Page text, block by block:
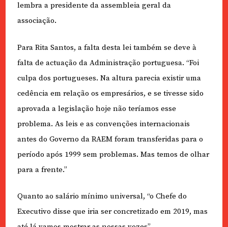
lembra a presidente da assembleia geral da
associação.
Para Rita Santos, a falta desta lei também se deve à
falta de actuação da Administração portuguesa. “Foi
culpa dos portugueses. Na altura parecia existir uma
cedência em relação os empresários, e se tivesse sido
aprovada a legislação hoje não teríamos esse
problema. As leis e as convenções internacionais
antes do Governo da RAEM foram transferidas para o
período após 1999 sem problemas. Mas temos de olhar
para a frente.”
Quanto ao salário mínimo universal, “o Chefe do
Executivo disse que iria ser concretizado em 2019, mas